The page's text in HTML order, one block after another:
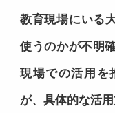
教育現場にいる
使うのかが不明
現場での活用を
が、具体的な活用